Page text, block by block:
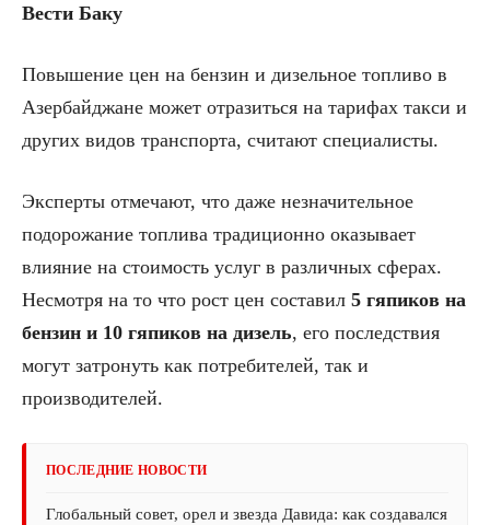
Вести Баку
Повышение цен на бензин и дизельное топливо в
Азербайджане может отразиться на тарифах такси и
других видов транспорта, считают специалисты.
Эксперты отмечают, что даже незначительное
подорожание топлива традиционно оказывает
влияние на стоимость услуг в различных сферах.
Несмотря на то что рост цен составил 5 гяпиков на
бензин и 10 гяпиков на дизель, его последствия
могут затронуть как потребителей, так и
производителей.
ПОСЛЕДНИЕ НОВОСТИ
Глобальный совет, орел и звезда Давида: как создавался